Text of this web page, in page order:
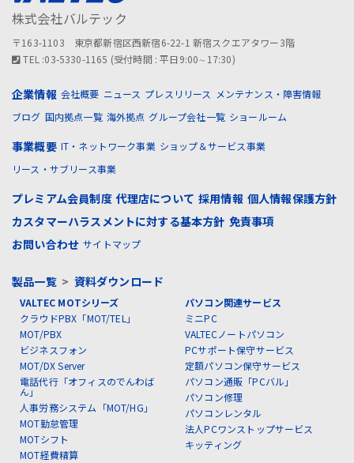
株式会社バルテック
〒163-1103 東京都新宿区西新宿6-22-1 新宿スクエアタワー3階
TEL :03-5330-1165 (受付時間 : 平日9:00∼17:30)
企業情報 会社概要 ニュース プレスリリース メンテナンス・障害情報
ブログ 国内拠点一覧 海外拠点 グループ会社一覧 ショールーム
事業概要 IT・ネットワーク事業 ショップ＆サービス事業
リース・サブリース事業
プレミアム会員制度 代理店について 採用情報 個人情報保護方針
カスタマーハラスメントに対する基本方針 免責事項
お問い合わせ サイトマップ
製品一覧> 資料ダウンロード
VALTEC MOTシリーズ
クラウドPBX「MOT/TEL」
MOT/PBX
ビジネスフォン
MOT/DX Server
電話代行「オフィスのでんわば
ん」
人事労務システム「MOT/HG」
MOT勤怠管理
MOTシフト
MOT経費精算
パソコン関連サービス
ミニPC
VALTECノートパソコン
PCサポート保守サービス
定額パソコン保守サービス
パソコン通販「PCバル」
パソコン修理
パソコンレンタル
法人PCワンストップサービス
キッティング